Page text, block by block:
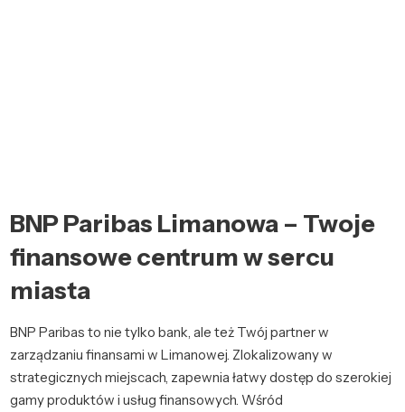
BNP Paribas Limanowa – Twoje
finansowe centrum w sercu
miasta
BNP Paribas to nie tylko bank, ale też Twój partner w
zarządzaniu finansami w Limanowej. Zlokalizowany w
strategicznych miejscach, zapewnia łatwy dostęp do szerokiej
gamy produktów i usług finansowych. Wśród